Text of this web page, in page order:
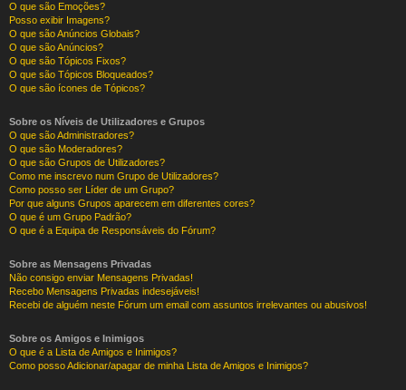
O que são Emoções?
Posso exibir Imagens?
O que são Anúncios Globais?
O que são Anúncios?
O que são Tópicos Fixos?
O que são Tópicos Bloqueados?
O que são ícones de Tópicos?
Sobre os Níveis de Utilizadores e Grupos
O que são Administradores?
O que são Moderadores?
O que são Grupos de Utilizadores?
Como me inscrevo num Grupo de Utilizadores?
Como posso ser Líder de um Grupo?
Por que alguns Grupos aparecem em diferentes cores?
O que é um Grupo Padrão?
O que é a Equipa de Responsáveis do Fórum?
Sobre as Mensagens Privadas
Não consigo enviar Mensagens Privadas!
Recebo Mensagens Privadas indesejáveis!
Recebi de alguém neste Fórum um email com assuntos irrelevantes ou abusivos!
Sobre os Amigos e Inimigos
O que é a Lista de Amigos e Inimigos?
Como posso Adicionar/apagar de minha Lista de Amigos e Inimigos?